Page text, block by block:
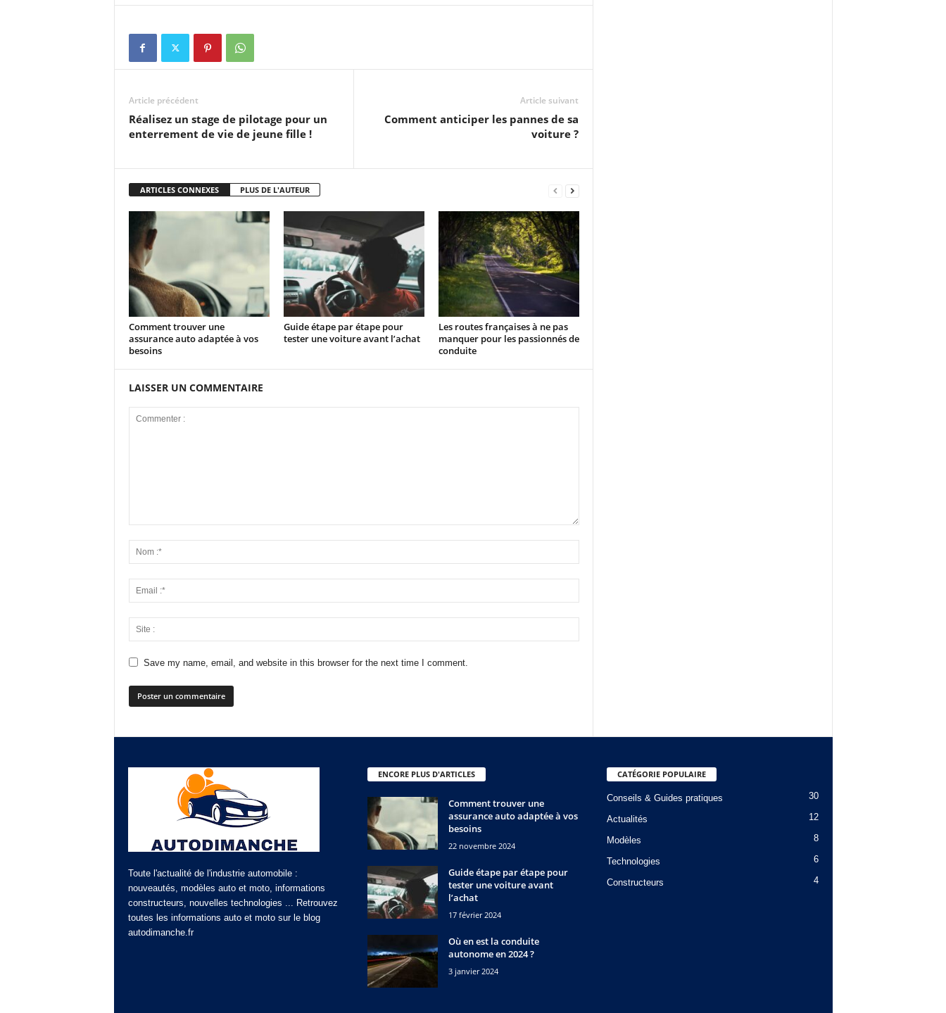
Article précédent
Réalisez un stage de pilotage pour un
enterrement de vie de jeune fille !
Article suivant
Comment anticiper les pannes de sa
voiture ?
ARTICLES CONNEXES PLUS DE L'AUTEUR
Comment trouver une
assurance auto adaptée à vos
besoins
Guide étape par étape pour
tester une voiture avant l’achat
Les routes françaises à ne pas
manquer pour les passionnés de
conduite
LAISSER UN COMMENTAIRE
Save my name, email, and website in this browser for the next time I comment.
Toute l'actualité de l'industrie automobile :
nouveautés, modèles auto et moto, informations
constructeurs, nouvelles technologies ... Retrouvez
toutes les informations auto et moto sur le blog
autodimanche.fr
ENCORE PLUS D'ARTICLES
Comment trouver une
assurance auto adaptée à vos
besoins
22 novembre 2024
Guide étape par étape pour
tester une voiture avant
l’achat
17 février 2024
Où en est la conduite
autonome en 2024 ?
3 janvier 2024
CATÉGORIE POPULAIRE
Conseils & Guides pratiques 30
Actualités 12
Modèles 8
Technologies 6
Constructeurs 4